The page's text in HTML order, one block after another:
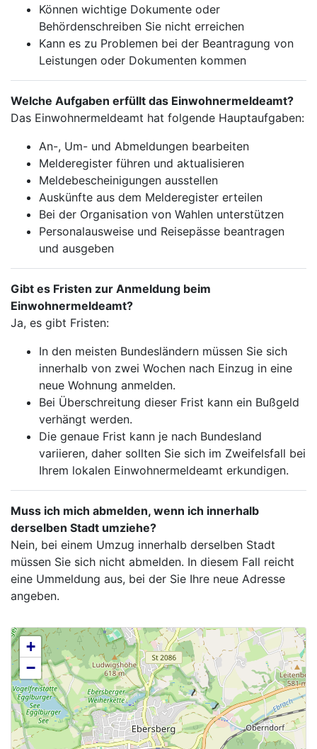
Können wichtige Dokumente oder
Behördenschreiben Sie nicht erreichen
Kann es zu Problemen bei der Beantragung von
Leistungen oder Dokumenten kommen
Welche Aufgaben erfüllt das Einwohnermeldeamt?
Das Einwohnermeldeamt hat folgende Hauptaufgaben:
An-, Um- und Abmeldungen bearbeiten
Melderegister führen und aktualisieren
Meldebescheinigungen ausstellen
Auskünfte aus dem Melderegister erteilen
Bei der Organisation von Wahlen unterstützen
Personalausweise und Reisepässe beantragen
und ausgeben
Gibt es Fristen zur Anmeldung beim
Einwohnermeldeamt?
Ja, es gibt Fristen:
In den meisten Bundesländern müssen Sie sich
innerhalb von zwei Wochen nach Einzug in eine
neue Wohnung anmelden.
Bei Überschreitung dieser Frist kann ein Bußgeld
verhängt werden.
Die genaue Frist kann je nach Bundesland
variieren, daher sollten Sie sich im Zweifelsfall bei
Ihrem lokalen Einwohnermeldeamt erkundigen.
Muss ich mich abmelden, wenn ich innerhalb
derselben Stadt umziehe?
Nein, bei einem Umzug innerhalb derselben Stadt
müssen Sie sich nicht abmelden. In diesem Fall reicht
eine Ummeldung aus, bei der Sie Ihre neue Adresse
angeben.
+
−